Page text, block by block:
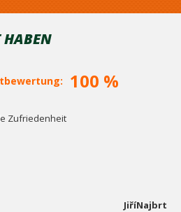
HABEN
100 %
Zufriedenheit
JiříNajbrt